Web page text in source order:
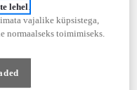
lehel
vajalike küpsistega,
normaalseks toimimiseks.